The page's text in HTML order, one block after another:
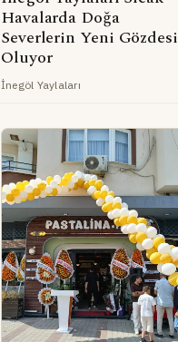
Havalarda Doğa
Severlerin Yeni Gözdesi
Oluyor
İnegöl Yaylaları